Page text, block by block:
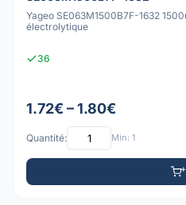
Yageo SE063M1500B7F-1632
électrolytique
36
1.72€ – 1.80€
Quantité: Min: 1